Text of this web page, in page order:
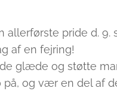
allerførste pride d.
af en fejring!
glæde og støtte
på, og vær en del af